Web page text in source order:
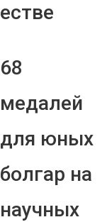
естве
68
медалей
для юных
болгар на
научных